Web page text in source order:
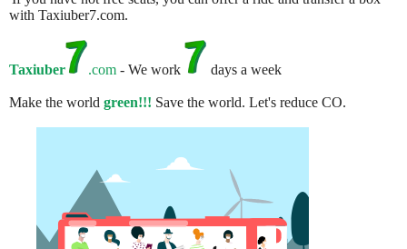
with Taxiuber7.com.
Taxiuber .com - We work days a week
Make the world green!!! Save the world. Let's reduce CO.